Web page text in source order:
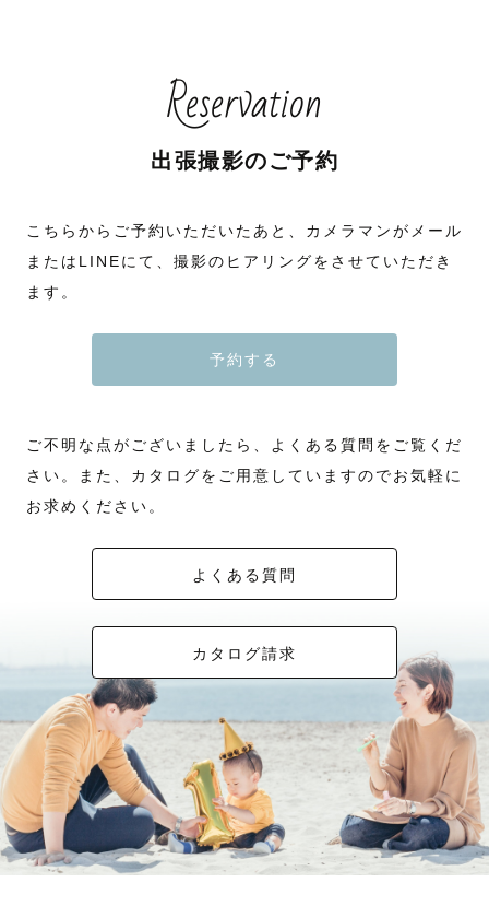
Reservation
出張撮影のご予約
こちらからご予約いただいたあと、カメラマンがメール
またはLINEにて、撮影のヒアリングをさせていただき
ます。
予約する
ご不明な点がございましたら、よくある質問をご覧くだ
さい。また、カタログをご用意していますのでお気軽に
お求めください。
よくある質問
カタログ請求